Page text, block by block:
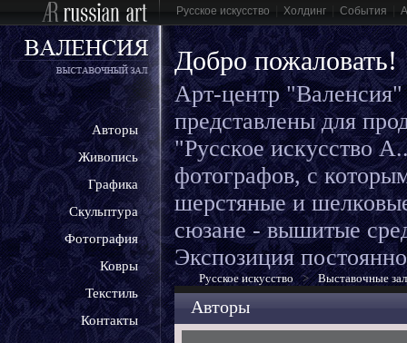
Русское искусство Холдинг События
Авторы
Живопись
Графика
Скульптура
Фотография
Ковры
Текстиль
Контакты
Добро пожаловать!
Арт-центр "Валенсия"
представлены для
"Русское искусство
фотографов, с
шерстяные и
сюзане - вышитые
Экспозиция
Русское искусство > Выставочные
Авторы